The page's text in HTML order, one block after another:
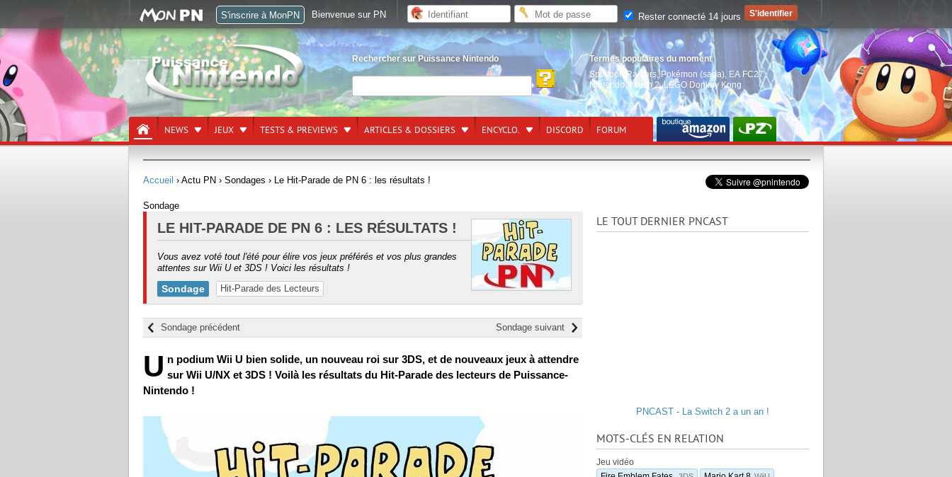
Rechercher sur Puissance Nintendo
Termes populaires du moment
Splatoon Raiders, Pokémon (saga) EA FC27,
Nintendo Switch 2,LEGO Donkey Kong
NEWS JEUX TESTS & PREVIEWS ARTICLES & DOSSIERS ENCYCLO. DISCORD FORUM
Accueil › Actu PN › Sondages › Le Hit-Parade de PN 6 : les résultats !
Sondage
LE HIT-PARADE DE PN 6 : LES RÉSULTATS !
Vous avez voté tout l'été pour élire vos jeux préférés et vos plus grandes
attentes sur Wii U et 3DS ! Voici les résultats !
Sondage Hit-Parade des Lecteurs
Sondage suivant
Sondage précédent
U n podium Wii U bien solide, un nouveau roi sur 3DS, et de nouveaux jeux à attendre
sur Wii U/NX et 3DS ! Voilà les résultats du Hit-Parade des lecteurs de Puissance-
Nintendo !
LE TOUT DERNIER PNCAST
PNCAST - La Switch 2 a un an !
MOTS-CLÉS EN RELATION
Jeu vidéo
S'inscrire à MonPN Bienvenue sur PN Rester connecté 14 jours